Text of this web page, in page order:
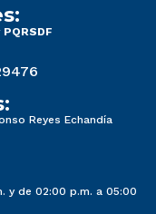
PQRSDF
Reyes Echandía
y de 02:00 p.m. a 05:00